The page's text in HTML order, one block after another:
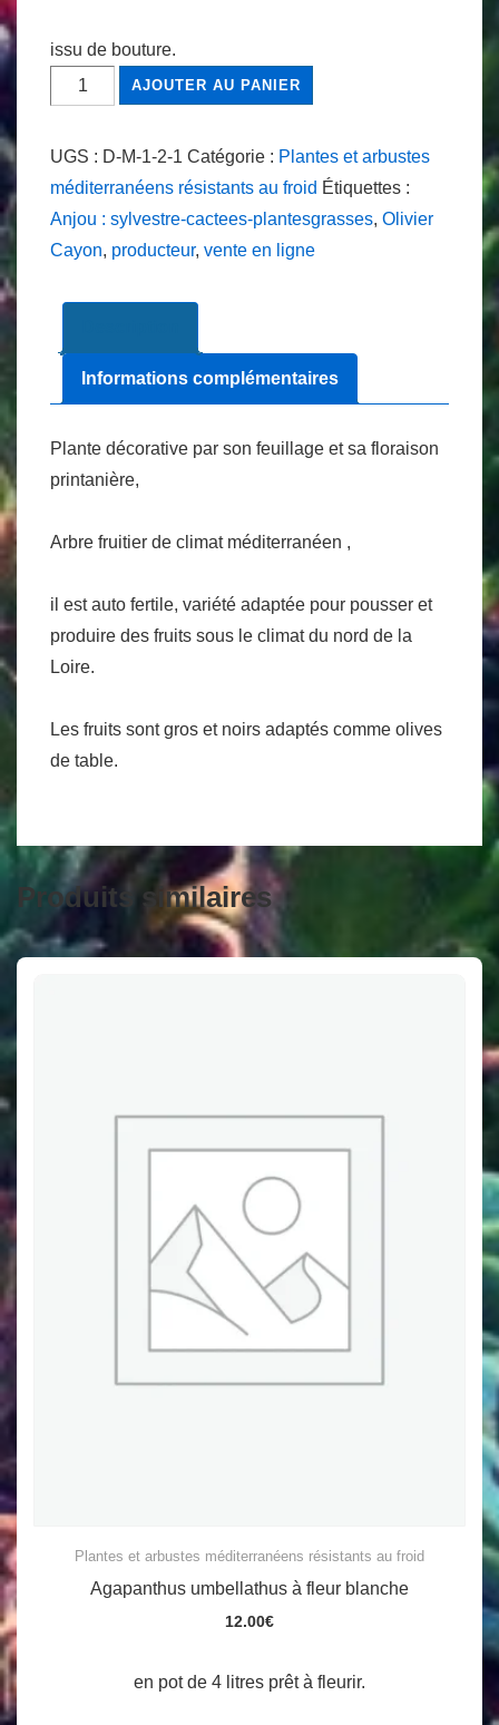
issu de bouture.
quantité
de
AJOUTER AU PANIER
UGS : D-M-1-2-1 Catégorie : Plantes et arbustes
méditerranéens résistants au froid Étiquettes :
Anjou : sylvestre-cactees-plantesgrasses, Olivier
Cayon, producteur, vente en ligne
Informations complémentaires
Plante décorative par son feuillage et sa floraison
printanière,
Arbre fruitier de climat méditerranéen ,
il est auto fertile, variété adaptée pour pousser et
produire des fruits sous le climat du nord de la
Loire.
Les fruits sont gros et noirs adaptés comme olives
de table.
Produits similaires
Plantes et arbustes méditerranéens résistants au froid
Agapanthus umbellathus à fleur blanche
12.00€
en pot de 4 litres prêt à fleurir.